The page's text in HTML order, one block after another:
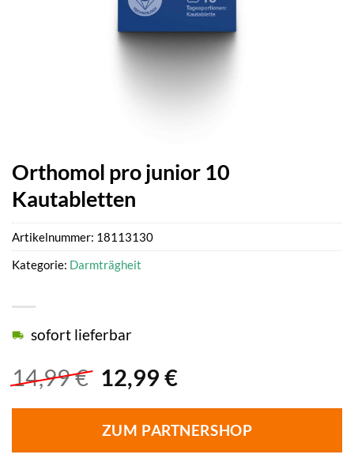
Orthomol pro junior 10
Kautabletten
14,99€ Ursprünglicher
war:
14,99 €
12,99 €Aktueller
ist:
12,99 €.
sofort lieferbar
ZUM PARTNERSHOP
Artikelnummer: 18113130
Kategorie: Darmträgheit